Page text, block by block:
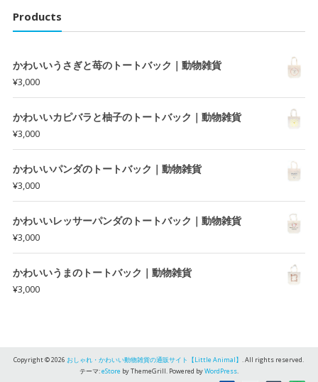
Products
かわいいうさぎと苺のトートバック｜動物雑貨
¥3,000
かわいいカピバラと柚子のトートバック｜動物雑貨
¥3,000
かわいいパンダのトートバック｜動物雑貨
¥3,000
かわいいレッサーパンダのトートバック｜動物雑貨
¥3,000
かわいいうまのトートバック｜動物雑貨
¥3,000
Copyright © 2026おしゃれ・かわいい動物雑貨の通販サイト【Little Animal】. All rights reserved.
テーマ:eStore by ThemeGrill. Powered byWordPress.